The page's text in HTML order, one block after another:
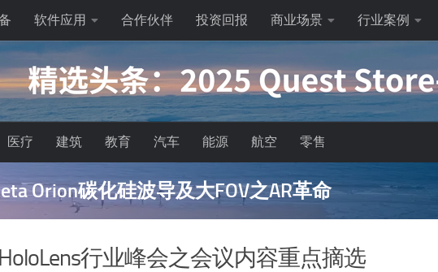
软件应用 合作伙伴 投资回报 商业场景 行业案例
医疗 建筑 教育 汽车 能源 航空 零售
空 挡 广 告 位 | 空 挡 广 告 位
行业峰会之会议内容重点摘选